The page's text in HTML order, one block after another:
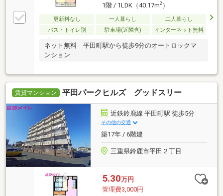
1階 / 1LDK（40.17m2）
更新料なし 一人暮らし
二人暮らし
バス・トイレ別
駐車場(近隣含) インターネット無料
ネット無料 平田町駅から徒歩9分のオートロックマ
ンション
賃貸マンション 平田パークヒルズ グッドスリー
近鉄鈴鹿線 平田町駅 徒歩5分
その他の交通
築17年 / 6階建
三重県鈴鹿市平田２丁目
5.30万円
管理費3,000円